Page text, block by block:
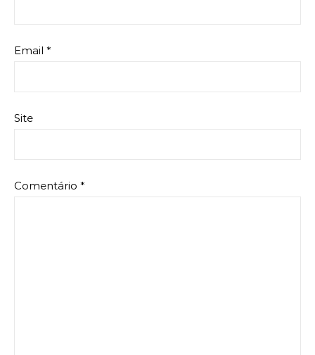
Email *
Site
Comentário *